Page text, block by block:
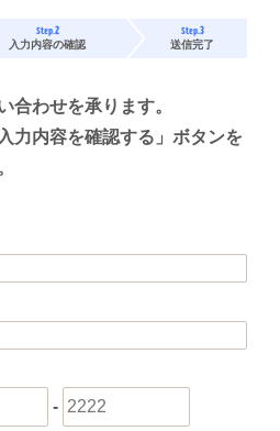
Step.2
入力内容の確認
Step.3
送信完了
合わせを承ります。
力内容を確認する」ボタンを
-